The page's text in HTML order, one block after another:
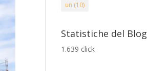
un (10)
Statistiche del Blog
1.639 click